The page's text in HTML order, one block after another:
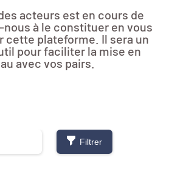
acteurs est en cours de
à le constituer en vous
cette plateforme. Il sera un
pour faciliter la mise en
avec vos pairs.
Filtrer